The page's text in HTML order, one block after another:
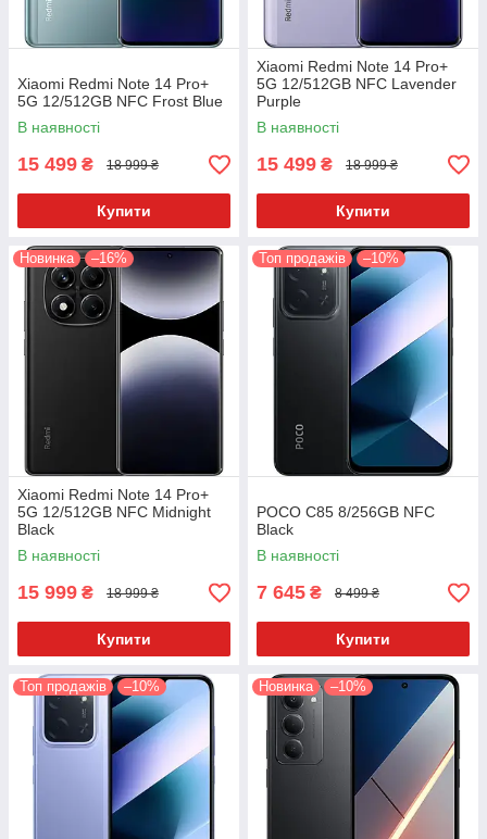
Xiaomi Redmi Note 14 Pro+
5G 12/512GB NFC Frost Blue
В наявності
15 499 ₴ 18 999 ₴
Купити
Xiaomi Redmi Note 14 Pro+
5G 12/512GB NFC Lavender
Purple
В наявності
15 499 ₴ 18 999 ₴
Купити
Новинка –16%
Xiaomi Redmi Note 14 Pro+
5G 12/512GB NFC Midnight
Black
В наявності
15 999 ₴ 18 999 ₴
Купити
Топ продажів –10%
POCO C85 8/256GB NFC
Black
В наявності
7 645 ₴ 8 499 ₴
Купити
Топ продажів –10% Новинка –10%